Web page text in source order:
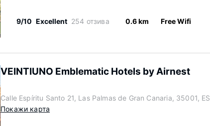
9/10 Excellent 254 отзива 0.6 km Free Wifi
VEINTIUNO Emblematic Hotels by Airnest
Calle Espíritu Santo 21, Las Palmas de Gran Canaria, 35001, ES
Покажи карта